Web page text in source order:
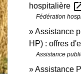
hospitalière
Fédération
Assistance
HP) : offres
Assistance
Assistance